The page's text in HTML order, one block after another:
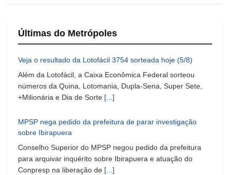
Últimas do Metrópoles
Veja o resultado da Lotofácil 3754 sorteada hoje (5/8)
Além da Lotofácil, a Caixa Econômica Federal sorteou
números da Quina, Lotomania, Dupla-Sena, Super Sete,
+Milionária e Dia de Sorte [...]
MPSP nega pedido da prefeitura de parar investigação
sobre Ibirapuera
Conselho Superior do MPSP negou pedido da prefeitura
para arquivar inquérito sobre Ibirapuera e atuação do
Conpresp na liberação de [...]